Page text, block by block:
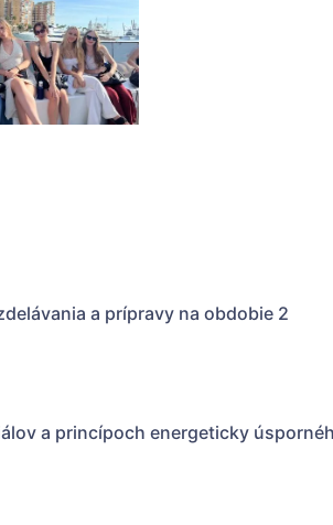
a prípravy na obdobie 2
a princípoch energeticky